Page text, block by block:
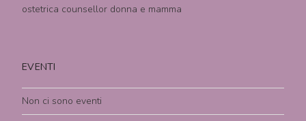
ostetrica counsellor donna e mamma
EVENTI
Non ci sono eventi